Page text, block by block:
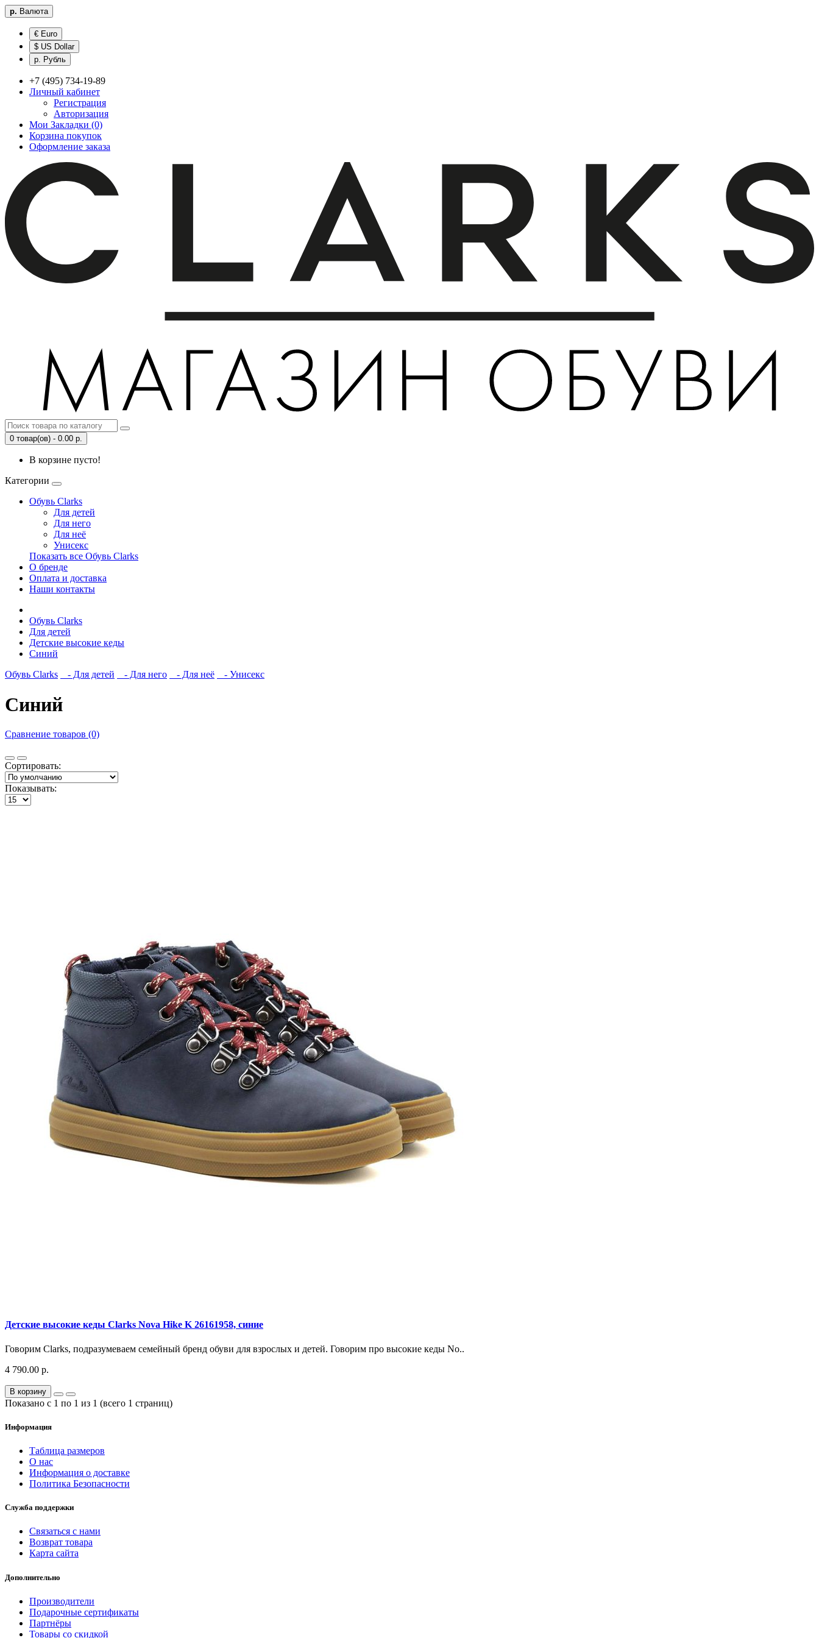
р. Валюта
€ Euro
$ US Dollar
р. Рубль
+7 (495) 734-19-89
Личный кабинет
Регистрация
Авторизация
Мои Закладки (0)
Корзина покупок
Оформление заказа
0 товар(ов) - 0.00 р.
В корзине пусто!
Категории
Обувь Clarks
Для детей
Для него
Для неё
Унисекс
Показать все Обувь Clarks
О бренде
Оплата и доставка
Наши контакты
Обувь Clarks
Для детей
Детские высокие кеды
Синий
Обувь Clarks
- Для детей - Для него - Для неё - Унисекс
Синий
Сравнение товаров (0)
Сортировать:
Показывать:
Детские высокие кеды Clarks Nova Hike K 26161958, синие
Говорим Clarks, подразумеваем семейный бренд обуви для взрослых и детей. Говорим про высокие кеды No..
4 790.00 р.
В корзину
Показано с 1 по 1 из 1 (всего 1 страниц)
Информация
Таблица размеров
О нас
Информация о доставке
Политика Безопасности
Служба поддержки
Связаться с нами
Возврат товара
Карта сайта
Дополнительно
Производители
Подарочные сертификаты
Партнёры
Товары со скидкой